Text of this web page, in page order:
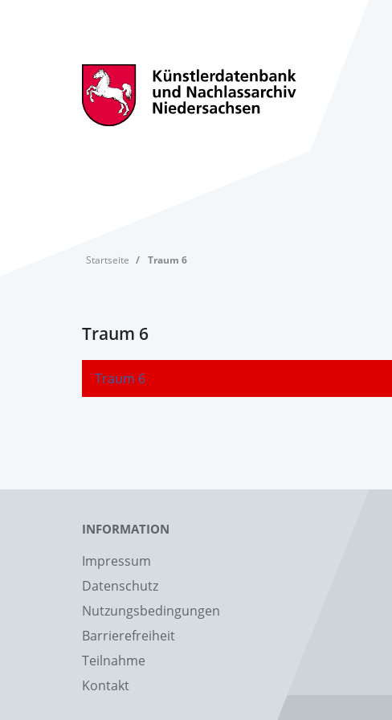
Startseite Traum 6
Traum 6
Traum 6
INFORMATION
Impressum
Datenschutz
Nutzungsbedingungen
Barrierefreiheit
Teilnahme
Kontakt